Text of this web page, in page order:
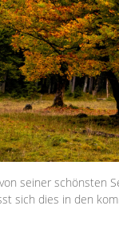
seiner schönsten
sich dies in den